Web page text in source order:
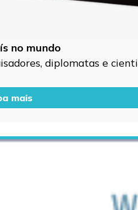
no mundo
diplomatas e
mais